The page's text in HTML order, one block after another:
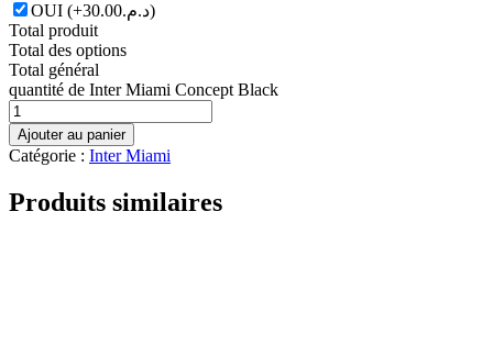
OUI
(+د.م.30.00)
Total produit
Total des options
Total général
quantité de Inter Miami Concept Black
Ajouter au panier
Catégorie : Inter Miami
Produits similaires